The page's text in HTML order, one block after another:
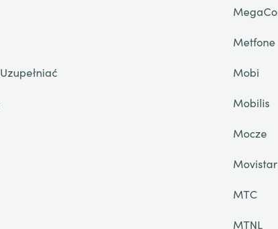
Metfone
Mobi
Mobilis
Mocze
Movistar
MTC
MTNL